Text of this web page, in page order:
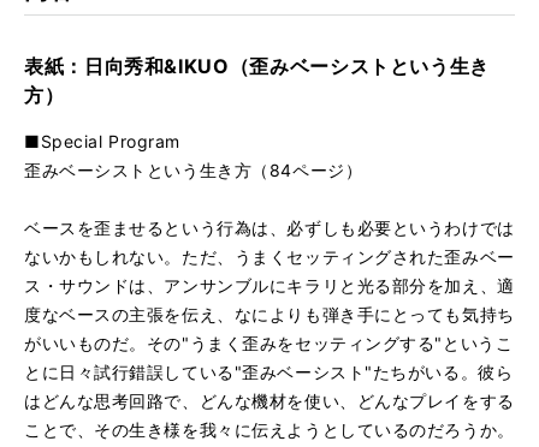
表紙：日向秀和&IKUO（歪みベーシストという生き
方）
■Special Program
歪みベーシストという生き方（84ページ）
ベースを歪ませるという行為は、必ずしも必要というわけでは
ないかもしれない。ただ、うまくセッティングされた歪みベー
ス・サウンドは、アンサンブルにキラリと光る部分を加え、適
度なベースの主張を伝え、なによりも弾き手にとっても気持ち
がいいものだ。その"うまく歪みをセッティングする"というこ
とに日々試行錯誤している"歪みベーシスト"たちがいる。彼ら
はどんな思考回路で、どんな機材を使い、どんなプレイをする
ことで、その生き様を我々に伝えようとしているのだろうか。